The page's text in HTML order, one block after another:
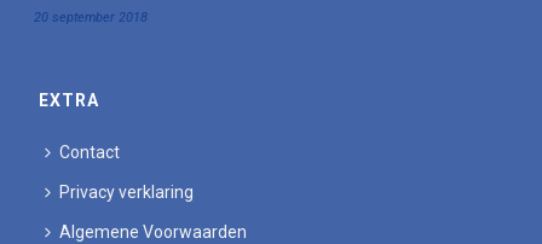
20 september 2018
EXTRA
Contact
Privacy verklaring
Algemene Voorwaarden